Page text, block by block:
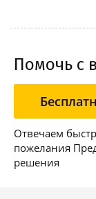
Помочь с
Отвечаем
пожелания
решения